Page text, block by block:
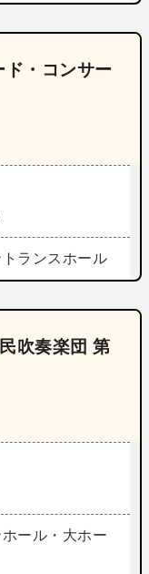
・コンサー
ランスホール
吹奏楽団 第
ール・大ホー